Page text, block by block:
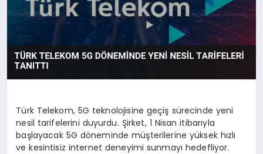
TEKNOLOJI
Türk Telekom, 5G teknolojisine geçiş sürecinde yeni
nesil tarifelerini duyurdu. Şirket, 1 Nisan itibarıyla
başlayacak 5G döneminde müşterilerine yüksek hızlı
ve kesintisiz internet deneyimi sunmayı hedefliyor.